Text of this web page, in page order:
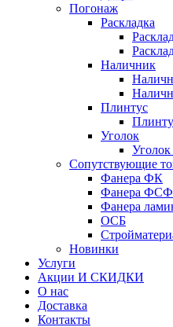
Погонаж
Раскладка
Наличник
Плинтус
Уголок
Уголок
Сопутствующие
Фанера ФК
Фанера ФСФ
Фанера
ОСБ
Новинки
Услуги
Акции И СКИДКИ
О нас
Доставка
Контакты